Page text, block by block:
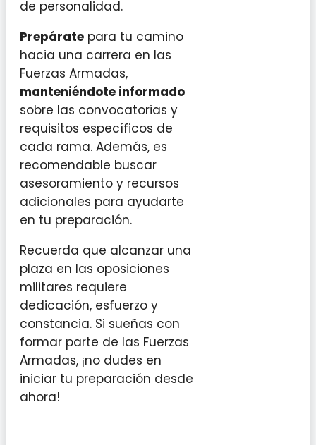
de personalidad.
Prepárate para tu camino
hacia una carrera en las
Fuerzas Armadas,
manteniéndote informado
sobre las convocatorias y
requisitos específicos de
cada rama. Además, es
recomendable buscar
asesoramiento y recursos
adicionales para ayudarte
en tu preparación.
Recuerda que alcanzar una
plaza en las oposiciones
militares requiere
dedicación, esfuerzo y
constancia. Si sueñas con
formar parte de las Fuerzas
Armadas, ¡no dudes en
iniciar tu preparación desde
ahora!